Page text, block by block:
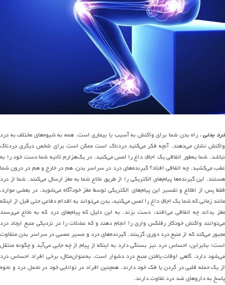
درد بدنی، راه بدن شما برای واکنش به آسیب یا بیماری است. همه به شیوه‌های مختلف به درد
واکنش نشان می‌دهند. آنچه فکر می‌کنید دردناک است ممکن است برای شخص دیگری دردناک
نباشد. شما به‌طور اتفاقی یک اجاق داغ را لمس می‌کنید. در یک‌هزارم ثانیه شما دست خود را به
عقب می‌کشید. چه اتفاقی افتاد؟ گیرنده‌های درد در سراسر بدن، هم در خارج و هم در درون شما
هستند. این گیرنده‌ها پیام‌های الکتریکی را از طریق نخاع شما به مغز ارسال می‌کنند. شما از درد
فقط پس از اطلاع و تفسیر این پیام‌های الکتریکی توسط مغز خودآگاه می‌شوید. در بعضی موارد،
مانند زمانی که شما یک اجاق داغ را لمس می‌کنید، بدن می‌تواند به اقدام دفاعی حتی قبل از اینکه
مغز بداند چه اتفاقی می‌افتد، دست بزند. به این دلیل که پیام‌های درد که به نخاع می‌رسند
می‌توانند واکنش خودکار رفلکس واری را انجام دهند و که عضلات را در نزدیکی منبع ایجاد درد
مجبور می‌کند که از منبع درد دوری گزینند. گیرنده‌های درد و مسیر عصبی در سراسر بدن متفاوت
است؛ بنابراین، احساس درد نیز بستگی دارد به اینکه از پیام از چه جایی می‌آید و چگونه منتقل
می‌شود دارد. گاهی اوقات یافتن منبع درد دشوار است. به‌عنوان‌مثال، برخی افراد احساس درد
از یک حمله قلبی در گردن یا فک خود دارند. همچنین افراد در توانایی خود در تحمل درد و نحوه
پاسخ به داروهای ضد درد تفاوت دارند.